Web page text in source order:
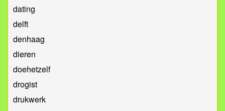
dating
delft
denhaag
dieren
doehetzelf
drogist
drukwerk